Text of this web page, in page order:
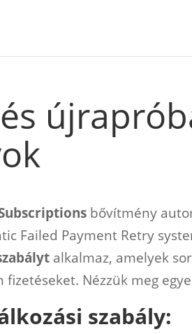
bővítmény
Failed Payment Retry
alkalmaz, amelyek
Nézzük meg
szabály: